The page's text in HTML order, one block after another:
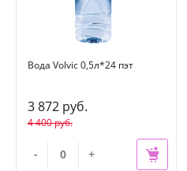
Вода Volvic 0,5л*24 пэт
3 872 руб.
4 400 руб.
- +